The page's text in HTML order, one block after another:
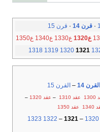
· قرن 14 · قرن 15
ع1320 ع1330 ع1340 ع1350
1318 1319 1320 1321
القرن 14 – القرن 15
عقد 1310 – عقد 1320
–
عقد 1350
1320
–
1321
–
1322
1323